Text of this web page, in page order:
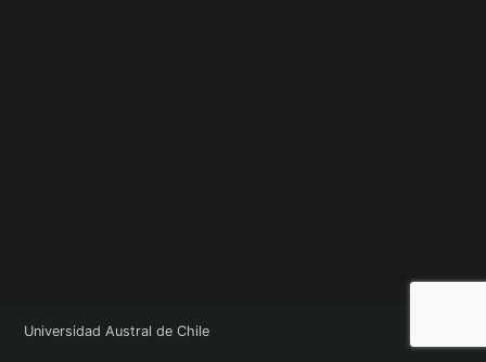
Universidad Austral de Chile